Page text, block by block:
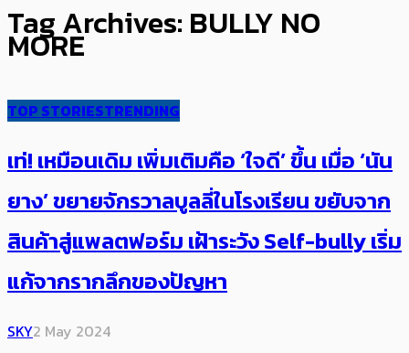
Tag Archives: BULLY NO
MORE
TOP STORIESTRENDING
เท่! เหมือนเดิม เพิ่มเติมคือ ‘ใจดี’ ขึ้น เมื่อ​ ‘นัน
ยาง’ ขยายจักรวาลบูลลี่ในโรงเรียน ขยับจาก
สินค้าสู่​แพลตฟอร์ม เฝ้าระวัง​ Self-bully เริ่ม
แก้จากรากลึกของปัญหา
SKY2 May 2024